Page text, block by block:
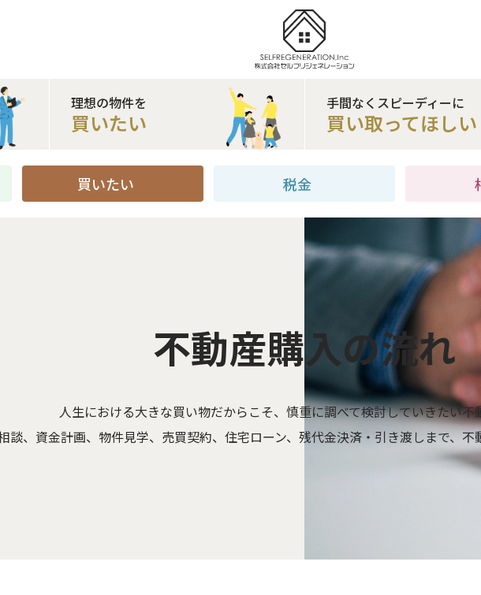
理想の物件を
買いたい
手間なくスピーディーに
買い取ってほしい
買いたい 税金
不動産購入の流れ
人生における大きな買い物だからこそ、慎重に調べて検討していきたい不
談、資金計画、物件見学、売買契約、住宅ローン、残代金決済・引き渡しまで、